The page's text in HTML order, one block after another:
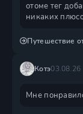
отоме тег добавьте. имхо- стандартные
никаких
Путешествие
Котэ03.08.26
Мне